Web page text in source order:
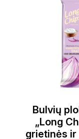
Bulvių
„Long
grietinės ir